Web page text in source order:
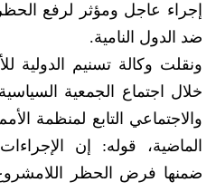
إجراء عاجل ومؤثر لرفع
ضد الدول النامية.
ونقلت وكالة تسنيم الدولية
خلال اجتماع الجمعية
والاجتماعي التابع لمنظمة
الماضية، قوله: إن
ضمنها فرض الحظر